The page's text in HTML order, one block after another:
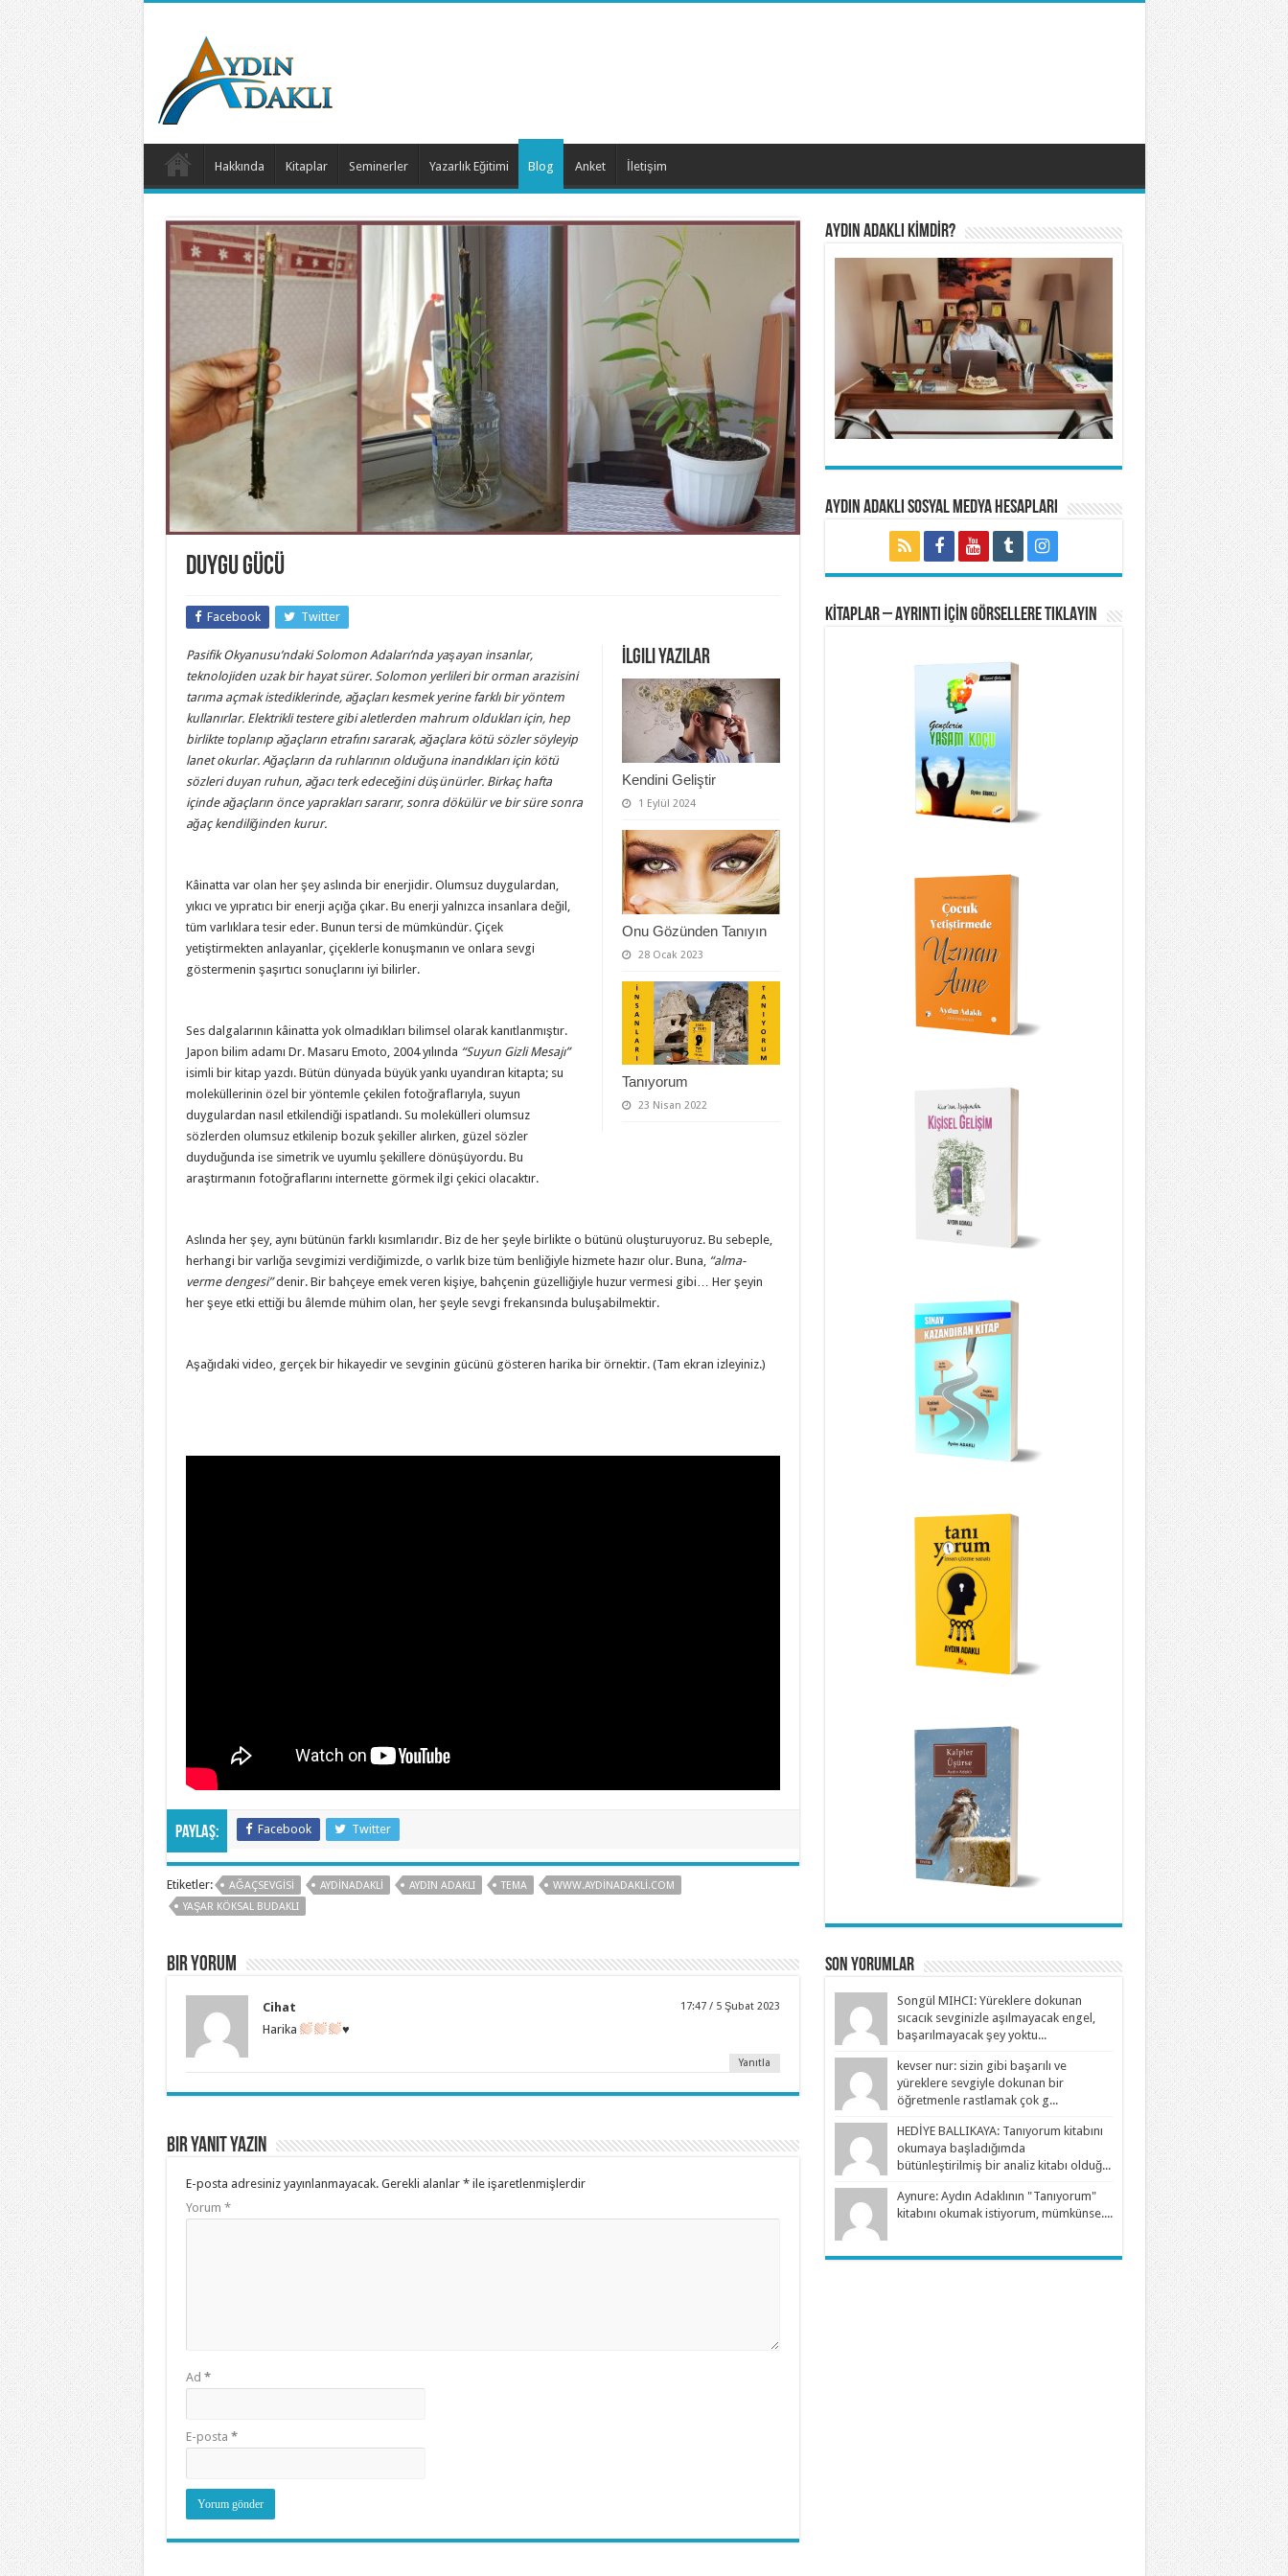
Hakkında Kitaplar Seminerler Yazarlık Eğitimi Blog Anket İletişim
Duygu Gücü
Facebook Twitter
İlgili Yazılar
Kendini Geliştir
1 Eylül 2024
Onu Gözünden Tanıyın
28 Ocak 2023
Tanıyorum
23 Nisan 2022
Pasifik Okyanusu’ndaki Solomon Adaları’nda yaşayan insanlar,
teknolojiden uzak bir hayat sürer. Solomon yerlileri bir orman arazisini
tarıma açmak istediklerinde, ağaçları kesmek yerine farklı bir yöntem
kullanırlar. Elektrikli testere gibi aletlerden mahrum oldukları için, hep
birlikte toplanıp ağaçların etrafını sararak, ağaçlara kötü sözler söyleyip
lanet okurlar. Ağaçların da ruhlarının olduğuna inandıkları için kötü
sözleri duyan ruhun, ağacı terk edeceğini düşünürler. Birkaç hafta
içinde ağaçların önce yaprakları sararır, sonra dökülür ve bir süre sonra
ağaç kendiliğinden kurur.
Kâinatta var olan her şey aslında bir enerjidir. Olumsuz duygulardan,
yıkıcı ve yıpratıcı bir enerji açığa çıkar. Bu enerji yalnızca insanlara değil,
tüm varlıklara tesir eder. Bunun tersi de mümkündür. Çiçek
yetiştirmekten anlayanlar, çiçeklerle konuşmanın ve onlara sevgi
göstermenin şaşırtıcı sonuçlarını iyi bilirler.
Ses dalgalarının kâinatta yok olmadıkları bilimsel olarak kanıtlanmıştır.
Japon bilim adamı Dr. Masaru Emoto, 2004 yılında “Suyun Gizli Mesajı”
isimli bir kitap yazdı. Bütün dünyada büyük yankı uyandıran kitapta; su
moleküllerinin özel bir yöntemle çekilen fotoğraflarıyla, suyun
duygulardan nasıl etkilendiği ispatlandı. Su molekülleri olumsuz
sözlerden olumsuz etkilenip bozuk şekiller alırken, güzel sözler
duyduğunda ise simetrik ve uyumlu şekillere dönüşüyordu. Bu
araştırmanın fotoğraflarını internette görmek ilgi çekici olacaktır.
Aslında her şey, aynı bütünün farklı kısımlarıdır. Biz de her şeyle birlikte o bütünü oluşturuyoruz. Bu sebeple,
herhangi bir varlığa sevgimizi verdiğimizde, o varlık bize tüm benliğiyle hizmete hazır olur. Buna, “alma-
verme dengesi”denir. Bir bahçeye emek veren kişiye, bahçenin güzelliğiyle huzur vermesi gibi… Her şeyin
her şeye etki ettiği bu âlemde mühim olan, her şeyle sevgi frekansında buluşabilmektir.
Aşağıdaki video, gerçek bir hikayedir ve sevginin gücünü gösteren harika bir örnektir. (Tam ekran izleyiniz.)
Paylaş: Facebook Twitter
Etiketler: AĞAÇSEVGISI AYDINADAKLI AYDIN ADAKLI TEMA
WWW.AYDINADAKLI.COM
YAŞAR KÖKSAL BUDAKLI
Bir yorum
Cihat 17:47 / 5 Şubat 2023
Harika ♥️
Yanıtla
Bir yanıt yazın
E-posta adresiniz yayınlanmayacak. Gerekli alanlar *ile işaretlenmişlerdir
Yorum *
Ad *
E-posta *
AYDIN ADAKLI KİMDİR?
Aydın Adaklı Sosyal Medya Hesapları
KİTAPLAR – AYRINTI İÇİN GÖRSELLERE TIKLAYIN
Son Yorumlar
Songül MIHCI: Yüreklere dokunan
sıcacık sevginizle aşılmayacak engel,
başarılmayacak şey yoktu...
kevser nur: sizin gibi başarılı ve
yüreklere sevgiyle dokunan bir
öğretmenle rastlamak çok g...
HEDİYE BALLIKAYA: Tanıyorum kitabını
okumaya başladığımda
bütünleştirilmiş bir analiz kitabı olduğ...
Aynure: Aydın Adaklının "Tanıyorum"
kitabını okumak istiyorum, mümkünse....